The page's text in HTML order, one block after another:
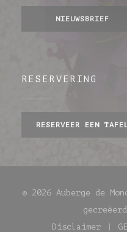
NIEUWSBRIEF
RESERVERING
RESERVEER EEN
© 2026 Auberge de
Disclaimer